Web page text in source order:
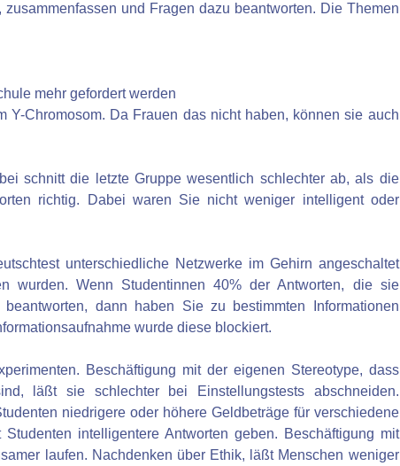
und Fragen dazu beantworten. Die Themen
mehr gefordert werden
Y-Chromosom. Da Frauen das nicht haben, können sie auch
schnitt die letzte Gruppe wesentlich schlechter ab, als die
richtig. Dabei waren Sie nicht weniger intelligent oder
unterschiedliche Netzwerke im Gehirn angeschaltet
wurden. Wenn Studentinnen 40% der Antworten, die sie
dann haben Sie zu bestimmten Informationen
wurde diese blockiert.
Beschäftigung mit der eigenen Stereotype, dass
läßt sie schlechter bei Einstellungstests abschneiden.
niedrigere oder höhere Geldbeträge für verschiedene
intelligentere Antworten geben. Beschäftigung mit
laufen. Nachdenken über Ethik, läßt Menschen weniger